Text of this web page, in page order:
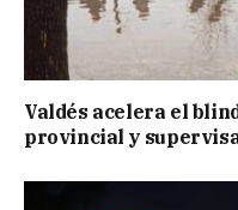
Valdés acelera el
provincial y